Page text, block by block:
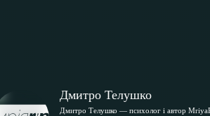
Дмитро Телушко
Дмитро Телушко — психолог і автор